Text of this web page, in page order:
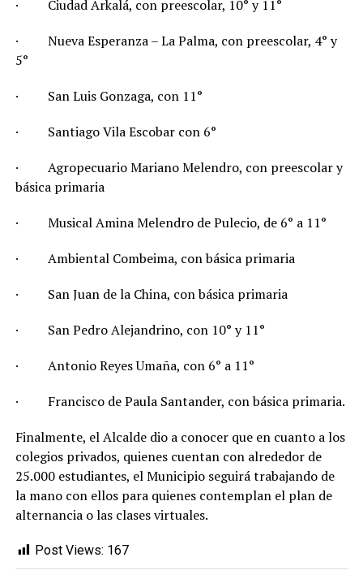
· Ciudad Arkalá, con preescolar, 10° y 11°
· Nueva Esperanza – La Palma, con preescolar, 4° y
5°
· San Luis Gonzaga, con 11°
· Santiago Vila Escobar con 6°
· Agropecuario Mariano Melendro, con preescolar y
básica primaria
· Musical Amina Melendro de Pulecio, de 6° a 11°
· Ambiental Combeima, con básica primaria
· San Juan de la China, con básica primaria
· San Pedro Alejandrino, con 10° y 11°
· Antonio Reyes Umaña, con 6° a 11°
· Francisco de Paula Santander, con básica primaria.
Finalmente, el Alcalde dio a conocer que en cuanto a los
colegios privados, quienes cuentan con alrededor de
25.000 estudiantes, el Municipio seguirá trabajando de
la mano con ellos para quienes contemplan el plan de
alternancia o las clases virtuales.
Post Views: 167